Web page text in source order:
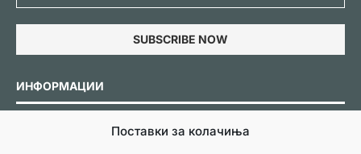
Поставки за колачиња
ИНФОРМАЦИИ
Политика за колачиња